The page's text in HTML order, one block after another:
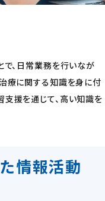
で、日常業務を行いなが
療に関する知識を身に付
援を通じて、高い知識を
情報活動